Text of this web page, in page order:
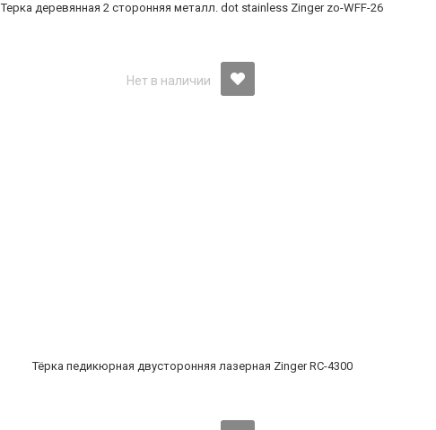
Терка деревянная 2 сторонняя металл. dot stainless Zinger zo-WFF-26
Нет в наличии
Тёрка педикюрная двусторонняя лазерная Zinger RC-4300